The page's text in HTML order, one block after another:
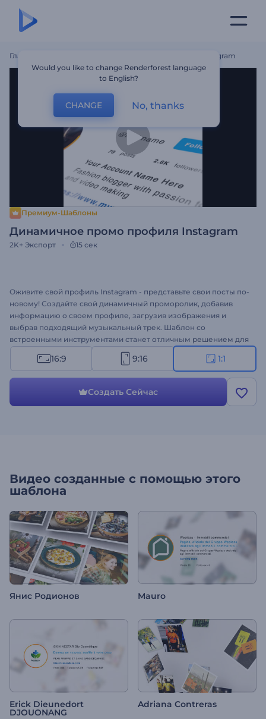
Главная Динамичное Промо Профиля Instagram
Премиум-Шаблоны
Динамичное промо профиля Instagram
2K+ Экспорт 15 сек
Оживите свой профиль Instagram - представьте свои посты по-
новому! Создайте свой динамичный проморолик, добавив
информацию о своем профиле, загрузив изображения и
выбрав подходящий музыкальный трек. Шаблон со
встроенными инструментами станет отличным решением для
инфлюенсеров в Instagram, бизнес-аккаунтов и многого
другого. Оформите свой проморолик сегодня!
16:9 9:16 1:1
Создать Сейчас
Видео созданные с помощью этого
шаблона
Янис Родионов Mauro
Erick Dieunedort
DJOUONANG
Adriana Contreras
Would you like to change Renderforest language
to English?
CHANGE No, thanks